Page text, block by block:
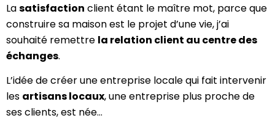
Lasatisfaction client étant le maître mot, parce que
construire sa maison est le projet d’une vie, j’ai
souhaité remettre la relation client au centre des
échanges.
L’idée de créer une entreprise locale qui fait intervenir
les artisans locaux, une entreprise plus proche de
ses clients, est née…